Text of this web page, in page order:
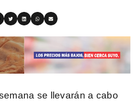
se llevarán a cabo